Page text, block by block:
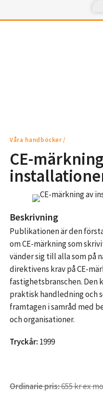
Våra handböcker
CE-
Beskrivning
Publikationen är den
om CE-märkning som
vänder sig till alla som på
direktivens krav på CE-
fastighetsbranschen. Den
praktisk handledning och
framtagen i samråd med
och organisationer.
Tryckår: 1999
Ordinarie pris:655 kr ex